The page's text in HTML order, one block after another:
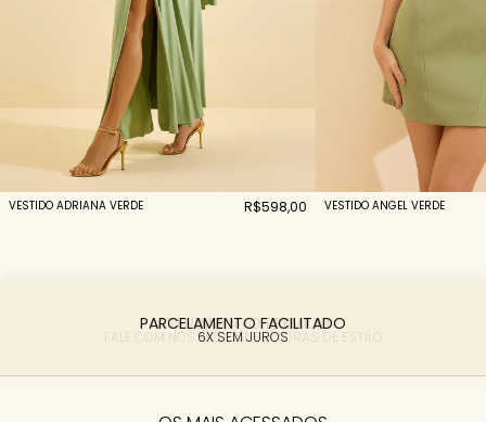
VESTIDO ADRIANA VERDE R$598,00 VESTIDO ANGEL VERDE
PARCELAMENTO FACILITADO
6X SEM JUROS